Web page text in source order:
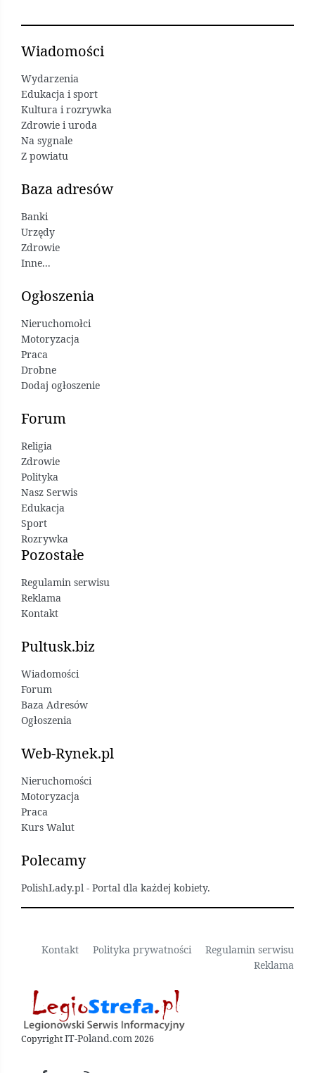
Wiadomości
Wydarzenia
Edukacja i sport
Kultura i rozrywka
Zdrowie i uroda
Na sygnale
Z powiatu
Baza adresów
Banki
Urzędy
Zdrowie
Inne...
Ogłoszenia
Nieruchomołci
Motoryzacja
Praca
Drobne
Dodaj ogłoszenie
Forum
Religia
Zdrowie
Polityka
Nasz Serwis
Edukacja
Sport
Rozrywka
Pozostałe
Regulamin serwisu
Reklama
Kontakt
Pultusk.biz
Wiadomości
Forum
Baza Adresów
Ogłoszenia
Web-Rynek.pl
Nieruchomości
Motoryzacja
Praca
Kurs Walut
Polecamy
PolishLady.pl - Portal dla każdej kobiety.
Kontakt Polityka prywatności
Regulamin serwisu
Reklama
CopyrightIT-Poland.com 2026